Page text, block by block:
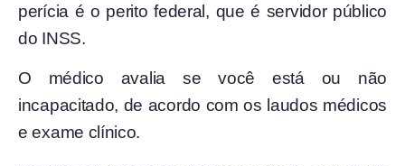
perícia é o perito federal, que é servidor público
do INSS.
O médico avalia se você está ou não
incapacitado, de acordo com os laudos médicos
e exame clínico.